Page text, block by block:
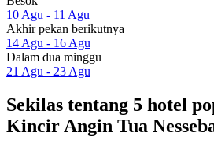
10 Agu - 11 Agu
Akhir pekan berikutnya
14 Agu - 16 Agu
Dalam dua minggu
21 Agu - 23 Agu
Sekilas tentang 5 hotel
Kincir Angin Tua